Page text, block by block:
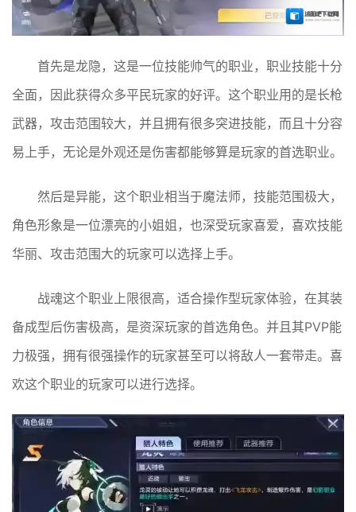
首先是龙隐，这是一位技能帅气的职业，职业技能十分
全面，因此获得众多平民玩家的好评。这个职业用的是长枪
武器，攻击范围较大，并且拥有很多突进技能，而且十分容
易上手，无论是外观还是伤害都能够算是玩家的首选职业。
然后是异能，这个职业相当于魔法师，技能范围极大，
角色形象是一位漂亮的小姐姐，也深受玩家喜爱，喜欢技能
华丽、攻击范围大的玩家可以选择上手。
战魂这个职业上限很高，适合操作型玩家体验，在其装
备成型后伤害极高，是资深玩家的首选角色。并且其PVP能
力极强，拥有很强操作的玩家甚至可以将敌人一套带走。喜
欢这个职业的玩家可以进行选择。